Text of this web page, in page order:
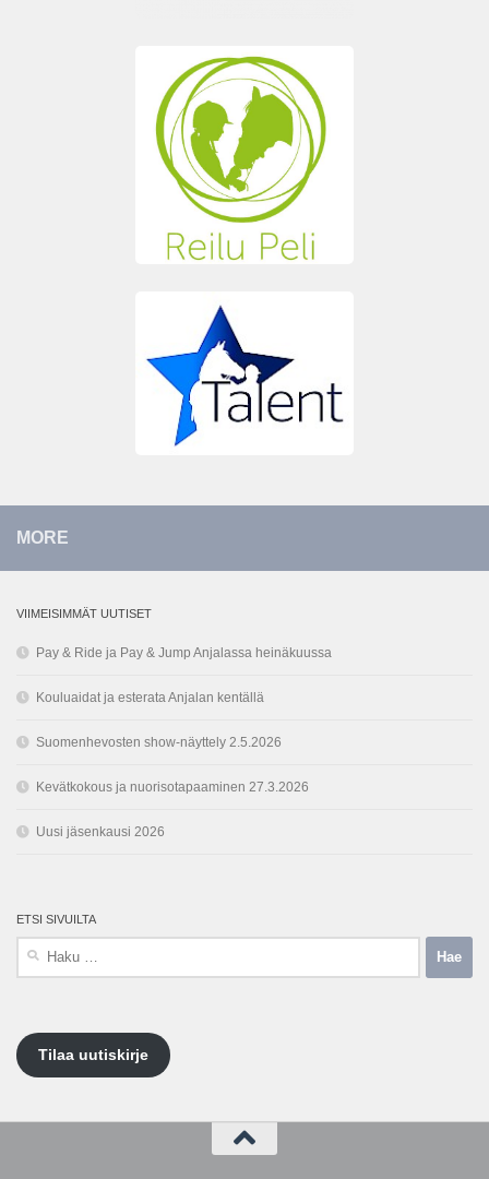
MORE
VIIMEISIMMÄT UUTISET
Pay & Ride ja Pay & Jump Anjalassa heinäkuussa
Kouluaidat ja esterata Anjalan kentällä
Suomenhevosten show-näyttely 2.5.2026
Kevätkokous ja nuorisotapaaminen 27.3.2026
Uusi jäsenkausi 2026
ETSI SIVUILTA
Tilaa uutiskirje